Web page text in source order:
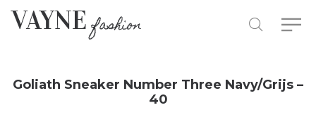
Goliath Sneaker Number Three Navy/Grijs –
40